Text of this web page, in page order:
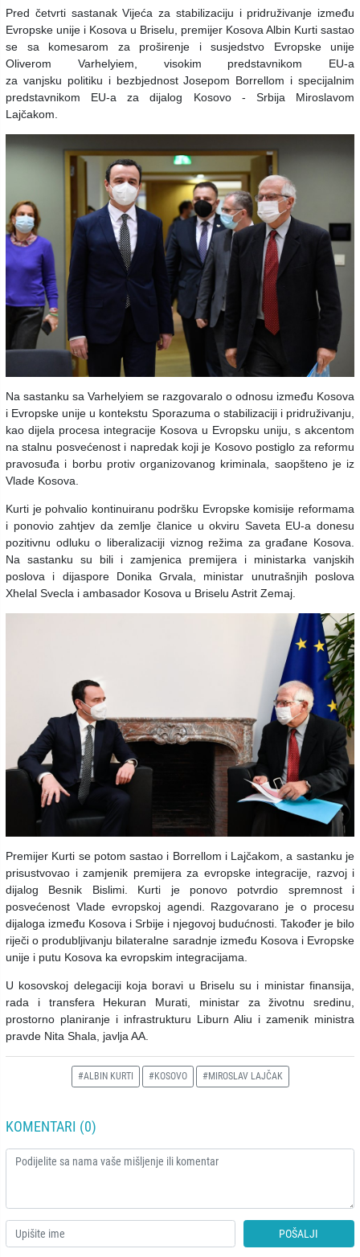
Pred četvrti sastanak Vijeća za stabilizaciju i pridruživanje između
Evropske unije i Kosova u Briselu, premijer Kosova Albin Kurti sastao
se sa komesarom za proširenje i susjedstvo Evropske unije
Oliverom Varhelyiem, visokim predstavnikom EU-a
za vanjsku politiku i bezbjednost Josepom Borrellom i specijalnim
predstavnikom EU-a za dijalog Kosovo - Srbija Miroslavom
Lajčakom.
Na sastanku sa Varhelyiem se razgovaralo o odnosu između Kosova
i Evropske unije u kontekstu Sporazuma o stabilizaciji i pridruživanju,
kao dijela procesa integracije Kosova u Evropsku uniju, s akcentom
na stalnu posvećenost i napredak koji je Kosovo postiglo za reformu
pravosuđa i borbu protiv organizovanog kriminala, saopšteno je iz
Vlade Kosova.
Kurti je pohvalio kontinuiranu podršku Evropske komisije reformama
i ponovio zahtjev da zemlje članice u okviru Saveta EU-a donesu
pozitivnu odluku o liberalizaciji viznog režima za građane Kosova.
Na sastanku su bili i zamjenica premijera i ministarka vanjskih
poslova i dijaspore Donika Grvala, ministar unutrašnjih poslova
Xhelal Svecla i ambasador Kosova u Briselu Astrit Zemaj.
Premijer Kurti se potom sastao i Borrellom i Lajčakom, a sastanku je
prisustvovao i zamjenik premijera za evropske integracije, razvoj i
dijalog Besnik Bislimi. Kurti je ponovo potvrdio spremnost i
posvećenost Vlade evropskoj agendi. Razgovarano je o procesu
dijaloga između Kosova i Srbije i njegovoj budućnosti. Također je bilo
riječi o produbljivanju bilateralne saradnje između Kosova i Evropske
unije i putu Kosova ka evropskim integracijama.
U kosovskoj delegaciji koja boravi u Briselu su i ministar finansija,
rada i transfera Hekuran Murati, ministar za životnu sredinu,
prostorno planiranje i infrastrukturu Liburn Aliu i zamenik ministra
pravde Nita Shala, javlja AA.
#ALBIN KURTI #KOSOVO #MIROSLAV LAJČAK
KOMENTARI (0)
POŠALJI